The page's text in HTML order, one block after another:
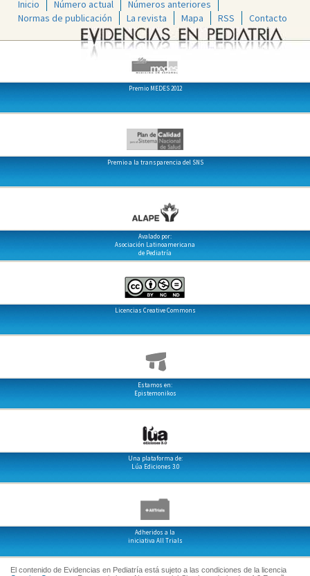
Inicio Número actual
Números anteriores
Normas de publicación
La revista Mapa RSS Contacto
Premio MEDES 2012
Premio a la transparencia del SNS
Avalado por:
Asociación Latinoamericana
de Pediatría
Licencias Creative Commons
Estamos en:
Epistemonikos
Una plataforma de:
Lúa Ediciones 3.0
Adheridos a la
iniciativa All Trials
El contenido de Evidencias en Pediatría está sujeto a las condiciones de la licencia